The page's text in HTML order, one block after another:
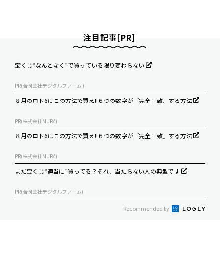
注目記事[PR]
宝くじ“なんとなく”で買っている限り変わらない
PR(合同会社デジタルファーム )
８月のロト6はこの方法で買え!!６つの数字が『完全一致』する方法
PR(株式会社MURA)
８月のロト6はこの方法で買え!!６つの数字が『完全一致』する方法
PR(株式会社MURA)
まだ宝くじ“適当に”買ってる？それ、当たらない人の典型です
PR(合同会社デジタルファーム)
Recommended by